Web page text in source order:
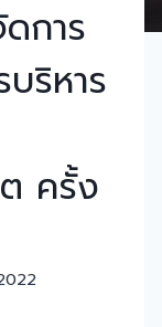
การ
ริหาร
ครั้ง